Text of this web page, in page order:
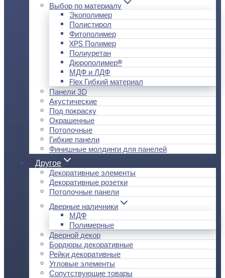
Выбор по материалу
Экополимер
Полистирол
Фитополимер
XPS Полимер
Полиуретан
Дюрополимер®
МДФ и ЛДФ
Flex Гибкий материал
Панели 3D
Акустические
Под покраску
Окрашенные
Потолочные
Гибкие панели
Финишные молдинги для панелей
Другое
Декоративные элементы
Декоративные розетки
Потолочные панели
Дверные наличники
МДФ
Полимерные
Дверной декор
Бордюры декоративные
Рейки декоративные
Угловые элементы
Сопутствующие товары